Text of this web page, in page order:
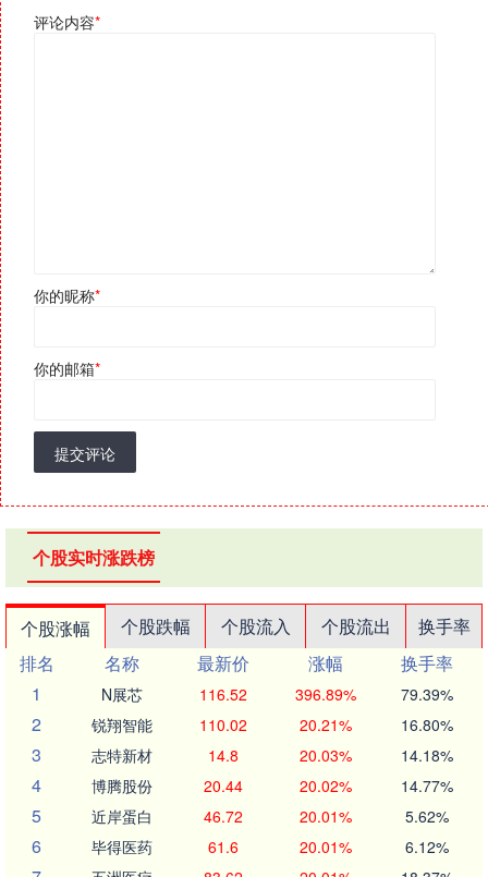
评论内容*
你的昵称*
你的邮箱*
提交评论
个股实时涨跌榜
个股涨幅 个股跌幅 个股流入 个股流出
换手率
排名
名称 最新价 涨幅
换手率
1
N展芯 116.52 396.89% 79.39%
2 锐翔智能 110.02 20.21% 16.80%
3 志特新材 14.8 20.03% 14.18%
4 博腾股份 20.44 20.02% 14.77%
5 近岸蛋白 46.72 20.01% 5.62%
6 毕得医药 61.6 20.01% 6.12%